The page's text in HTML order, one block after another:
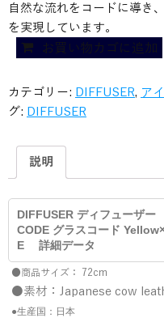
自然な流れをコードに導き
を実現しています。
DIFFUSER
ィ
フ
ー
ー
TWO
TONE
GENUINE
LETHER
GLASS
CODE
お買い物カゴに追加
カテゴリー: DIFFUSER, ア
グ: DIFFUSER
説明
DIFFUSER ディフューザ
CODE グラスコード
E 詳細データ
●商品サイズ： 72cm
●素材：Japanese cow
●生産国：日本